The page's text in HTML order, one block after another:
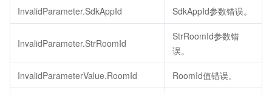
InvalidParameter.SdkAppId SdkAppId参数错误。
InvalidParameter.StrRoomId
StrRoomId参数错
误。
InvalidParameterValue.RoomId RoomId值错误。